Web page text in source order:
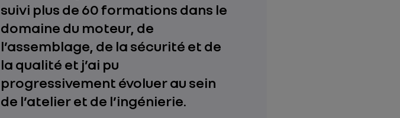
suivi plus de 60 formations dans le
domaine du moteur, de
l’assemblage, de la sécurité et de
la qualité et j’ai pu
progressivement évoluer au sein
de l’atelier et de l’ingénierie.